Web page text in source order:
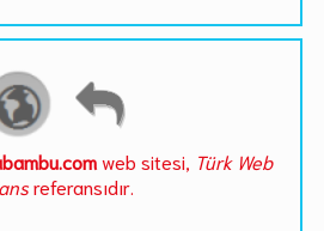
web sitesi, Türk Web
referansıdır.